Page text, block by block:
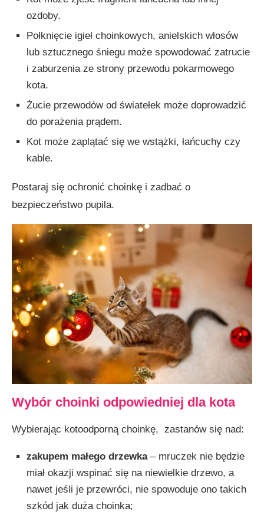
ozdoby.
Połknięcie igieł choinkowych, anielskich włosów
lub sztucznego śniegu może spowodować zatrucie
i zaburzenia ze strony przewodu pokarmowego
kota.
Żucie przewodów od światełek może doprowadzić
do porażenia prądem.
Kot może zaplątać się we wstążki, łańcuchy czy
kable.
Postaraj się ochronić choinkę i zadbać o
bezpieczeństwo pupila.
Wybór choinki odpowiedniej dla kota
Wybierając kotoodporną choinkę, zastanów się nad:
zakupem małego drzewka– mruczek nie będzie
miał okazji wspinać się na niewielkie drzewo, a
nawet jeśli je przewróci, nie spowoduje ono takich
szkód jak duża choinka;